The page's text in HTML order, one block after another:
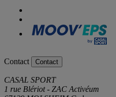
Contact Contact
CASAL SPORT
1 rue Blériot - ZAC Activéum